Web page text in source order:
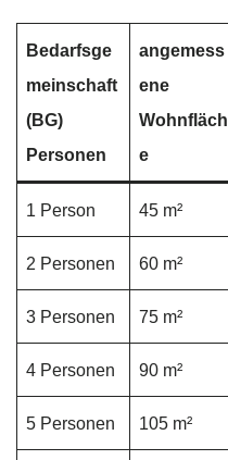
Bedarfsge
meinschaft
(BG)
Personen
angemess
ene
Wohnfläch
e
1 Person 45 m²
2 Personen 60 m²
3 Personen 75 m²
4 Personen 90 m²
5 Personen 105 m²